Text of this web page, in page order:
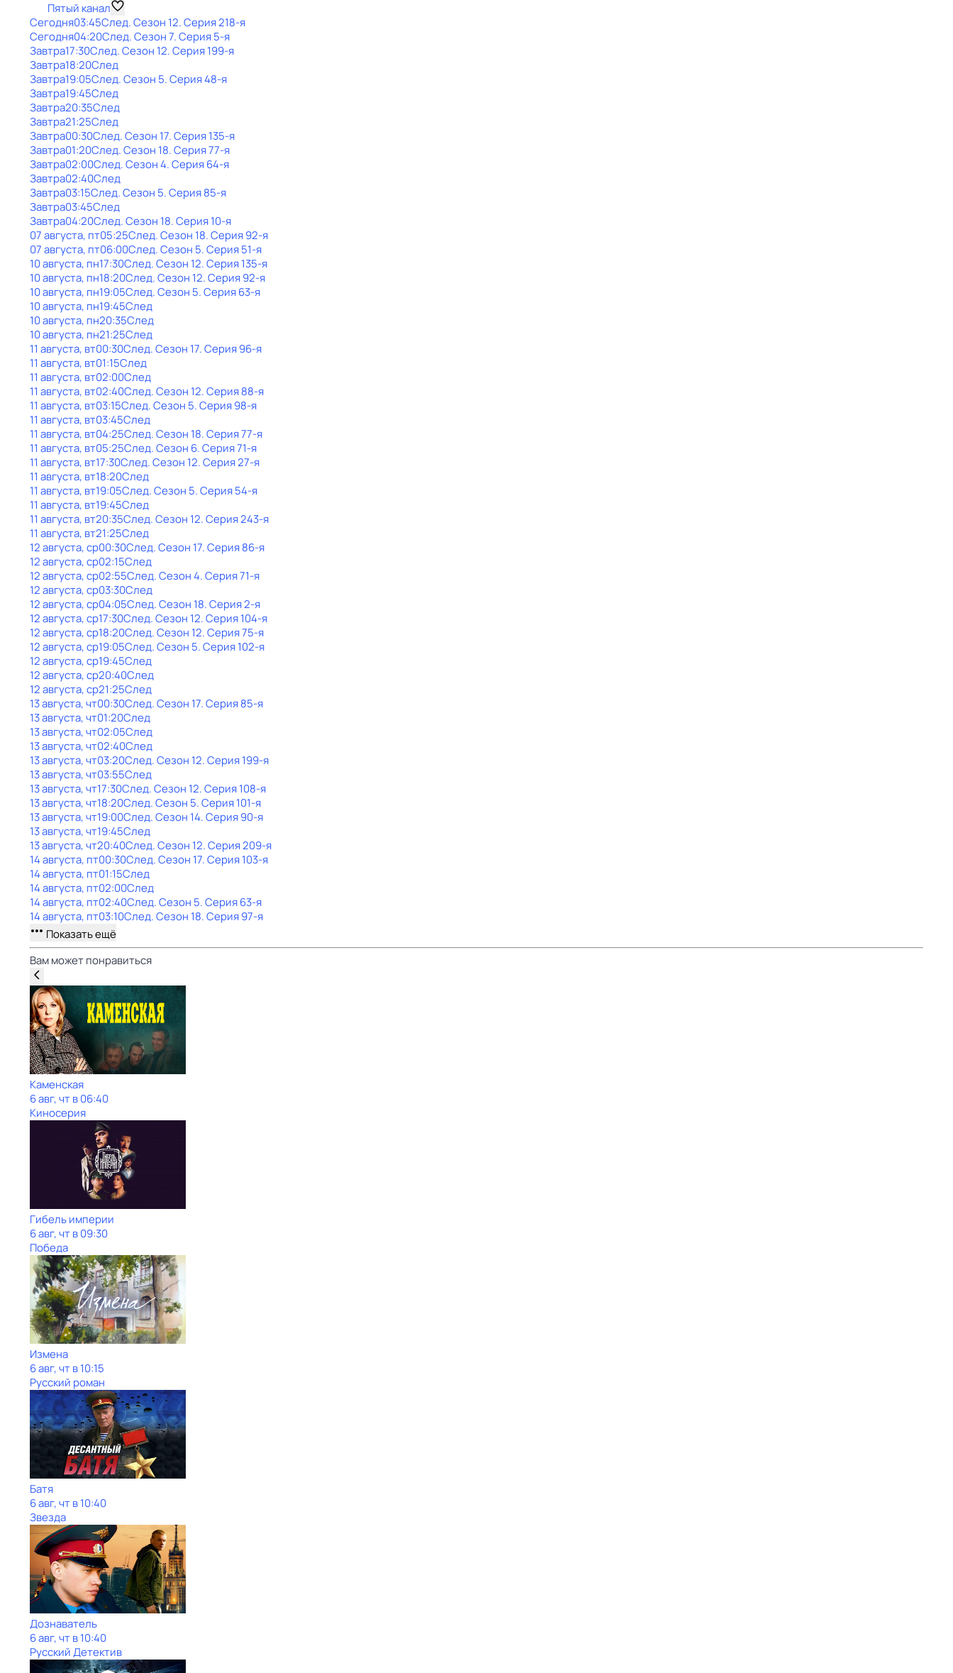
Пятый канал
Сегодня03:45След. Сезон 12. Серия 218-я
Сегодня04:20След. Сезон 7. Серия 5-я
Завтра17:30След. Сезон 12. Серия 199-я
Завтра18:20След
Завтра19:05След. Сезон 5. Серия 48-я
Завтра19:45След
Завтра20:35След
Завтра21:25След
Завтра00:30След. Сезон 17. Серия 135-я
Завтра01:20След. Сезон 18. Серия 77-я
Завтра02:00След. Сезон 4. Серия 64-я
Завтра02:40След
Завтра03:15След. Сезон 5. Серия 85-я
Завтра03:45След
Завтра04:20След. Сезон 18. Серия 10-я
07 августа, пт05:25След. Сезон 18. Серия 92-я
07 августа, пт06:00След. Сезон 5. Серия 51-я
10 августа, пн17:30След. Сезон 12. Серия 135-я
10 августа, пн18:20След. Сезон 12. Серия 92-я
10 августа, пн19:05След. Сезон 5. Серия 63-я
10 августа, пн19:45След
10 августа, пн20:35След
10 августа, пн21:25След
11 августа, вт00:30След. Сезон 17. Серия 96-я
11 августа, вт01:15След
11 августа, вт02:00След
11 августа, вт02:40След. Сезон 12. Серия 88-я
11 августа, вт03:15След. Сезон 5. Серия 98-я
11 августа, вт03:45След
11 августа, вт04:25След. Сезон 18. Серия 77-я
11 августа, вт05:25След. Сезон 6. Серия 71-я
11 августа, вт17:30След. Сезон 12. Серия 27-я
11 августа, вт18:20След
11 августа, вт19:05След. Сезон 5. Серия 54-я
11 августа, вт19:45След
11 августа, вт20:35След. Сезон 12. Серия 243-я
11 августа, вт21:25След
12 августа, ср00:30След. Сезон 17. Серия 86-я
12 августа, ср02:15След
12 августа, ср02:55След. Сезон 4. Серия 71-я
12 августа, ср03:30След
12 августа, ср04:05След. Сезон 18. Серия 2-я
12 августа, ср17:30След. Сезон 12. Серия 104-я
12 августа, ср18:20След. Сезон 12. Серия 75-я
12 августа, ср19:05След. Сезон 5. Серия 102-я
12 августа, ср19:45След
12 августа, ср20:40След
12 августа, ср21:25След
13 августа, чт00:30След. Сезон 17. Серия 85-я
13 августа, чт01:20След
13 августа, чт02:05След
13 августа, чт02:40След
13 августа, чт03:20След. Сезон 12. Серия 199-я
13 августа, чт03:55След
13 августа, чт17:30След. Сезон 12. Серия 108-я
13 августа, чт18:20След. Сезон 5. Серия 101-я
13 августа, чт19:00След. Сезон 14. Серия 90-я
13 августа, чт19:45След
13 августа, чт20:40След. Сезон 12. Серия 209-я
14 августа, пт00:30След. Сезон 17. Серия 103-я
14 августа, пт01:15След
14 августа, пт02:00След
14 августа, пт02:40След. Сезон 5. Серия 63-я
14 августа, пт03:10След. Сезон 18. Серия 97-я
Показать ещё
Вам может понравиться
Каменская
6 авг, чт в 06:40
Киносерия
Гибель империи
6 авг, чт в 09:30
Победа
Измена
6 авг, чт в 10:15
Русский роман
Батя
6 авг, чт в 10:40
Звезда
Дознаватель
6 авг, чт в 10:40
Русский Детектив